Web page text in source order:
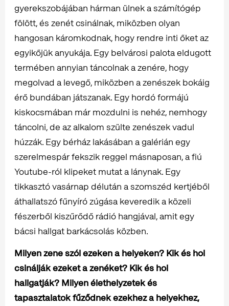
gyerekszobájában hárman ülnek a számítógép
fölött, és zenét csinálnak, miközben olyan
hangosan káromkodnak, hogy rendre inti őket az
egyikőjük anyukája. Egy belvárosi palota eldugott
termében annyian táncolnak a zenére, hogy
megolvad a levegő, miközben a zenészek bokáig
érő bundában játszanak. Egy hordó formájú
kiskocsmában már mozdulni is nehéz, nemhogy
táncolni, de az alkalom szülte zenészek vadul
húzzák. Egy bérház lakásában a galérián egy
szerelmespár fekszik reggel másnaposan, a fiú
Youtube-ról klipeket mutat a lánynak. Egy
tikkasztó vasárnap délután a szomszéd kertjéből
áthallatszó fűnyíró zúgása keveredik a közeli
fészerből kiszűrődő rádió hangjával, amit egy
bácsi hallgat barkácsolás közben.
Milyen zene szól ezeken a helyeken? Kik és hol
csinálják ezeket a zenéket? Kik és hol
hallgatják? Milyen élethelyzetek és
tapasztalatok fűződnek ezekhez a helyekhez,